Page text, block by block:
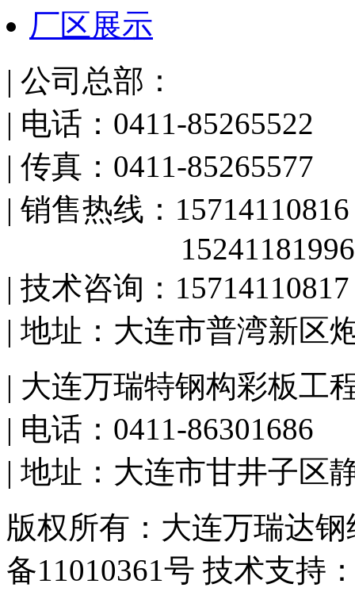
厂区展示
| 公司总部：
| 电话：0411-85265522
| 传真：0411-85265577
| 销售热线：15714110816
15241181996
| 技术咨询：15714110817
| 地址：大连市普湾新区
| 大连万瑞特钢构彩板工
| 电话：0411-86301686
| 地址：大连市甘井子区
版权所有：大连万瑞达
备11010361号 技术支持